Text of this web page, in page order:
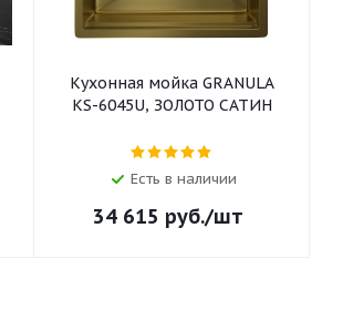
Кухонная мойка GRANULA
KS-6045U, ЗОЛОТО САТИН
Есть в наличии
34 615 руб./шт